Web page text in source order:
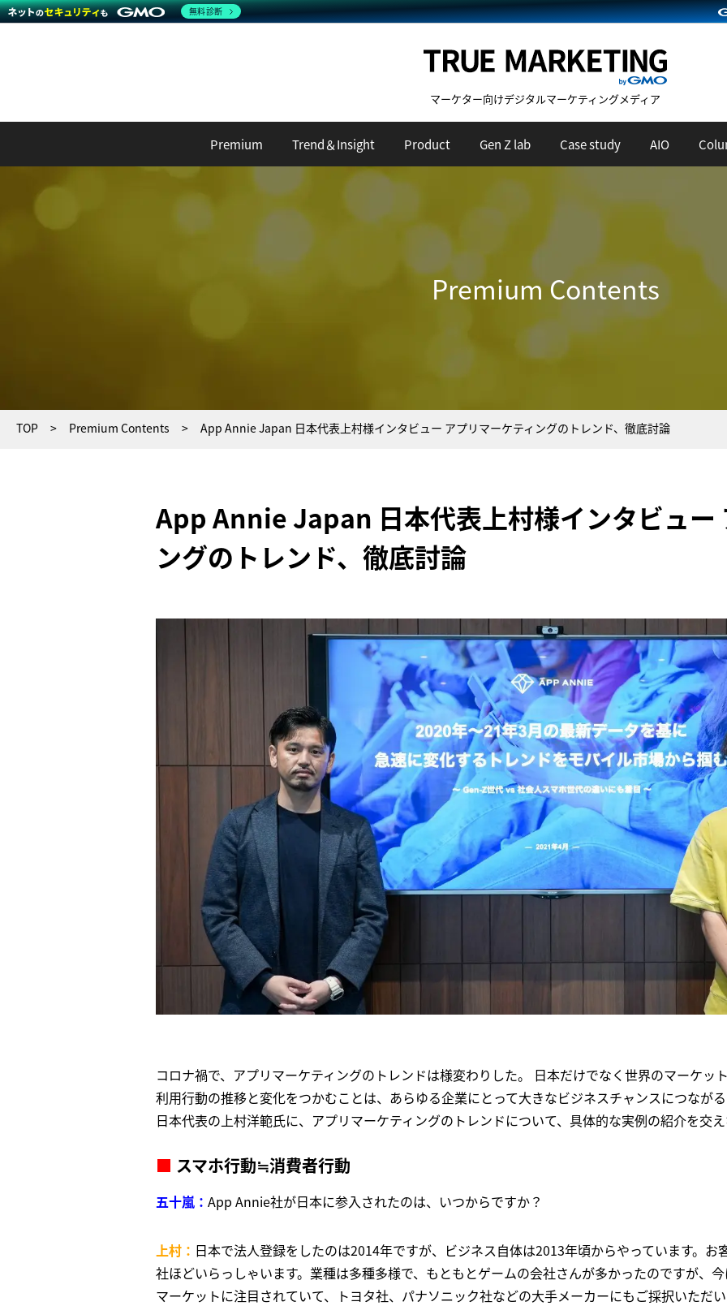
マーケター向けデジタルマーケティングメディア
Premium Trend＆Insight Product Gen Z lab Case study AIO
Premium Contents
TOP Premium Contents App Annie Japan 日本代表上村様インタビュー アプリマーケティングのトレンド、徹底討論
App Annie Japan 日本代表上村様インタビュー
ングのトレンド、徹底討論
コロナ禍で、アプリマーケティングのトレンドは様変わりした。 日本だけでなく世界のマーケッ
利用行動の推移と変化をつかむことは、あらゆる企業にとって大きなビジネスチャンスにつなが
日本代表の上村洋範氏に、アプリマーケティングのトレンドについて、具体的な実例の紹介を交
■ スマホ行動≒消費者行動
五十嵐： App Annie社が日本に参入されたのは、いつからですか？
上村： 日本で法人登録をしたのは2014年ですが、ビジネス自体は2013年頃からやっています。
社ほどいらっしゃいます。業種は多種多様で、もともとゲームの会社さんが多かったのですが、
マーケットに注目されていて、トヨタ社、パナソニック社などの大手メーカーにもご採択いただ
無料診断